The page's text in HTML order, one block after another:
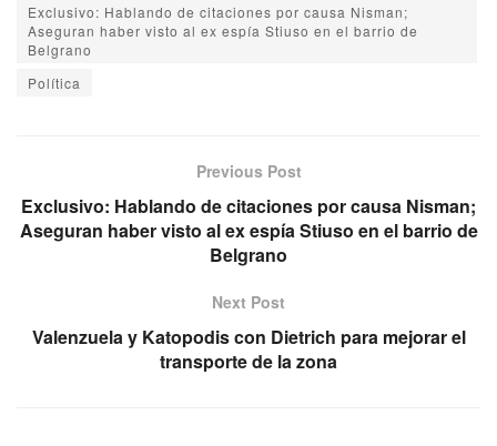
Exclusivo: Hablando de citaciones por causa Nisman;
Aseguran haber visto al ex espía Stiuso en el barrio de
Belgrano
Política
Previous Post
Exclusivo: Hablando de citaciones por causa Nisman;
Aseguran haber visto al ex espía Stiuso en el barrio de
Belgrano
Next Post
Valenzuela y Katopodis con Dietrich para mejorar el
transporte de la zona